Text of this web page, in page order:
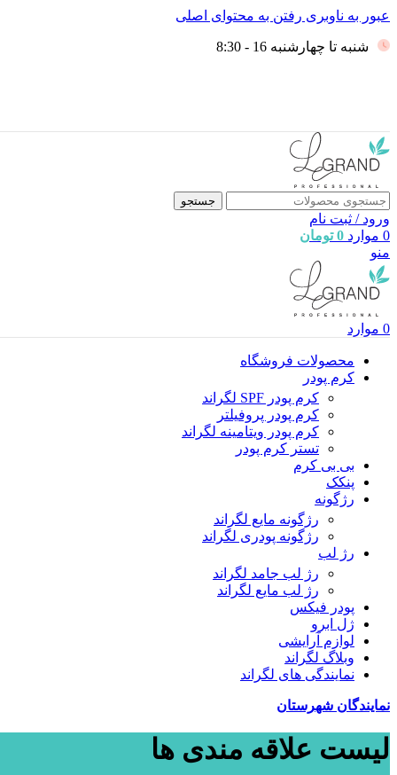
عبور به ناوبری رفتن به محتوای اصلی
شنبه تا چهارشنبه 16 - 8:30
جستجو
ورود / ثبت نام
0 موارد 0 تومان
منو
0 موارد
محصولات فروشگاه
کرم پودر
کرم پودر SPF لگراند
کرم پودر پروفیلتر
کرم پودر ویتامینه لگراند
تستر کرم پودر
بی بی کرم
پنکک
رژگونه
رژگونه مایع لگراند
رژگونه پودری لگراند
رژ لب
رژ لب جامد لگراند
رژ لب مایع لگراند
پودر فیکس
ژل ابرو
لوازم آرایشی
وبلاگ لگراند
نمایندگی های لگراند
نمایندگان شهرستان
لیست علاقه مندی ها